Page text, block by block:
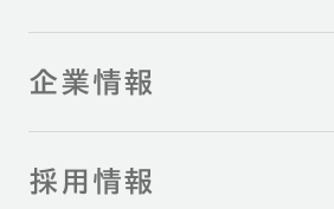
企業情報
採用情報